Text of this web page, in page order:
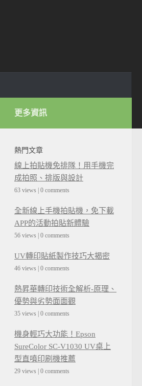
更多資訊
熱門文章
線上拍貼機免排隊！用手機完
成拍照、排版與設計
63 views 0 comments
全新線上手機拍貼機，免下載
APP的活動拍貼新體驗
56 views 0 comments
UV轉印貼紙製作技巧大揭密
46 views 0 comments
熱昇華轉印技術全解析-原理、
優勢與劣勢面面觀
35 views 0 comments
機身輕巧大功能！Epson
SureColor SC-V1030 UV桌上
型直噴印刷機推薦
29 views 0 comments